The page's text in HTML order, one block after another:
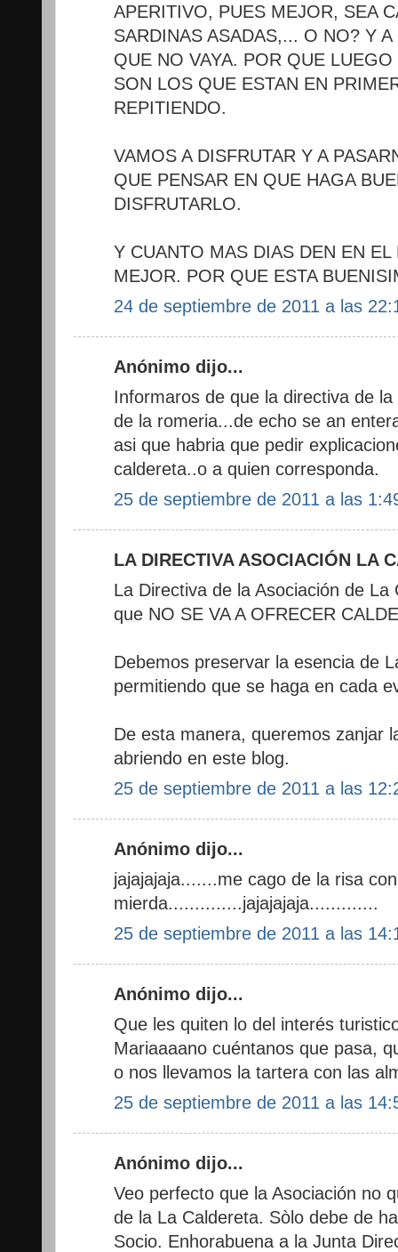
APERITIVO, PUES MEJOR, SEA
SARDINAS ASADAS,... O NO? Y
QUE NO VAYA. POR QUE
SON LOS QUE ESTAN EN
REPITIENDO.
VAMOS A DISFRUTAR Y A
QUE PENSAR EN QUE HAGA
DISFRUTARLO.
Y CUANTO MAS DIAS DEN EN EL
MEJOR. POR QUE ESTA
24 de septiembre de 2011 a las
Anónimo dijo...
Informaros de que la directiva de
de la romeria...de echo se an
asi que habria que pedir
caldereta..o a quien corresponda.
25 de septiembre de 2011 a las
LA DIRECTIVA ASOCIACIÓN LA
La Directiva de la Asociación de
que NO SE VA A OFRECER
Debemos preservar la esencia de
permitiendo que se haga en cada
De esta manera, queremos zanjar
abriendo en este blog.
25 de septiembre de 2011 a las
Anónimo dijo...
jajajajaja.......me cago de la risa
mierda..............jajajajaja.............
25 de septiembre de 2011 a las
Anónimo dijo...
Que les quiten lo del interés
Mariaaaano cuéntanos que pasa,
o nos llevamos la tartera con las
25 de septiembre de 2011 a las
Anónimo dijo...
Veo perfecto que la Asociación no
de la La Caldereta. Sòlo debe de
Socio. Enhorabuena a la Junta